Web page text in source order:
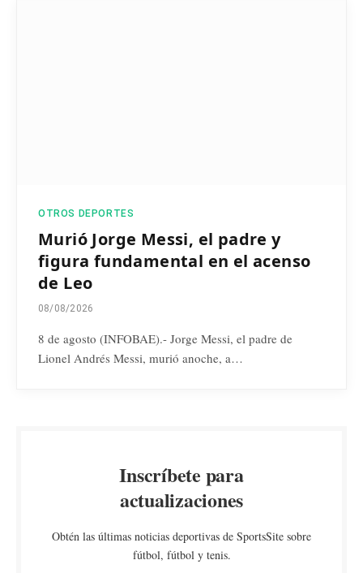
OTROS DEPORTES
Murió Jorge Messi, el padre y
figura fundamental en el acenso
de Leo
08/08/2026
8 de agosto (INFOBAE).- Jorge Messi, el padre de
Lionel Andrés Messi, murió anoche, a…
Inscríbete para
actualizaciones
Obtén las últimas noticias deportivas de SportsSite sobre
fútbol, fútbol y tenis.